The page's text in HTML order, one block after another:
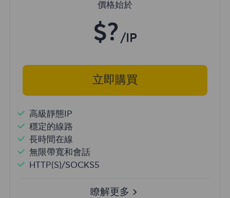
價格始於
$? /IP
立即購買
高級靜態IP
穩定的線路
長時間在線
無限帶寬和會話
HTTP(S)/SOCKS5
瞭解更多